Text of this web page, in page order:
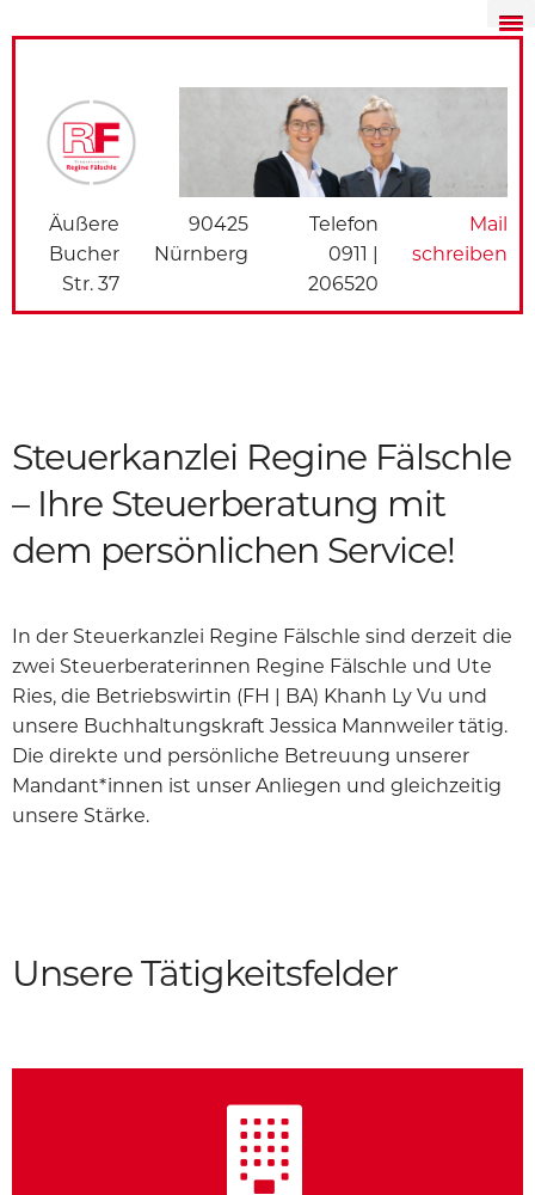
Äußere
Bucher
Str. 37
90425
Nürnberg
Telefon
0911 |
206520
Mail
schreiben
Steuerkanzlei Regine Fälschle
– Ihre Steuerberatung mit
dem persönlichen Service!
In der Steuerkanzlei Regine Fälschle sind derzeit die
zwei Steuerberaterinnen Regine Fälschle und Ute
Ries, die Betriebswirtin (FH | BA) Khanh Ly Vu und
unsere Buchhaltungskraft Jessica Mannweiler tätig.
Die direkte und persönliche Betreuung unserer
Mandant*innen ist unser Anliegen und gleichzeitig
unsere Stärke.
Unsere Tätigkeitsfelder